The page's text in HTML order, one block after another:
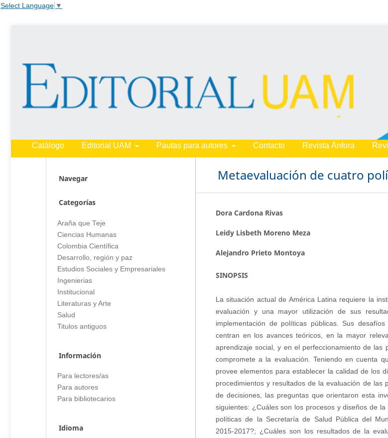
Select Language ▼
Catálogo Editorial UAM Pautas para autores Contacto Revista Ánfora
Metaevaluación de cuatro
Dora Cardona Rivas
Leidy Lisbeth Moreno Meza
Alejandro Prieto Montoya
SINOPSIS
La situación actual de América Latina requiere la
evaluación y una mayor utilización de sus
implementación de políticas públicas. Sus
centran en los avances teóricos, en la mayor
aprendizaje social, y en el perfeccionamiento de las
compromete a la evaluación. Teniendo en cuenta
provee elementos para establecer la calidad de los
procedimientos y resultados de la evaluación de las
de decisiones, las preguntas que orientaron esta
siguientes: ¿Cuáles son los procesos y diseños de
políticas de la Secretaría de Salud Pública del
2015-2017?; ¿Cuáles son los resultados de la
Navegar
Categorías
Araña que Teje
Ciencias Humanas
Colombia Científica
Desarrollo, región y paz
Estudios Sociales y Empresariales
Ingenierias
Institucional
Literaturas y Arte
Salud
Titulos antiguos
Información
Para lectores/as
Para autores
Para bibliotecarios
Idioma